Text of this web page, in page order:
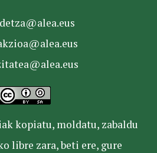
kopiatu, moldatu, zabaldu
libre zara, beti ere, gure